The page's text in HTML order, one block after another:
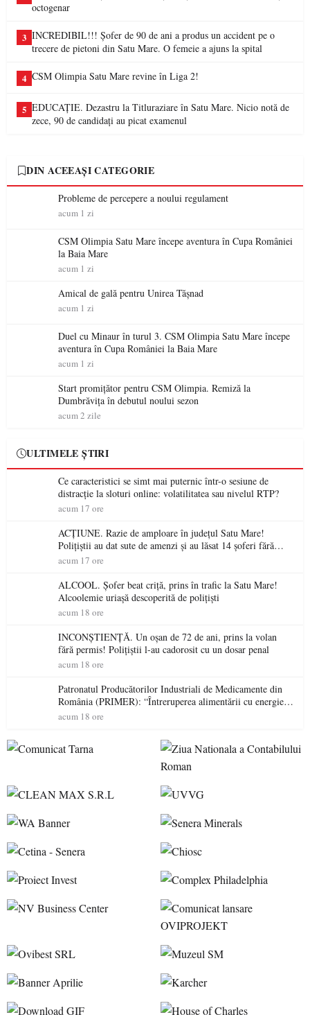
octogenar
3 INCREDIBIL!!! Șofer de 90 de ani a produs un accident pe o
trecere de pietoni din Satu Mare. O femeie a ajuns la spital
4 CSM Olimpia Satu Mare revine în Liga 2!
5 EDUCAȚIE. Dezastru la Titluraziare în Satu Mare. Nicio notă de
zece, 90 de candidați au picat examenul
DIN ACEEAȘI CATEGORIE
Probleme de percepere a noului regulament
acum 1 zi
CSM Olimpia Satu Mare începe aventura în Cupa României
la Baia Mare
acum 1 zi
Amical de gală pentru Unirea Tășnad
acum 1 zi
Duel cu Minaur în turul 3. CSM Olimpia Satu Mare începe
aventura în Cupa României la Baia Mare
acum 1 zi
Start promițător pentru CSM Olimpia. Remiză la
Dumbrăvița în debutul noului sezon
acum 2 zile
ULTIMELE ȘTIRI
Ce caracteristici se simt mai puternic într-o sesiune de
distracție la sloturi online: volatilitatea sau nivelul RTP?
acum 17 ore
ACȚIUNE. Razie de amploare în județul Satu Mare!
Polițiștii au dat sute de amenzi și au lăsat 14 șoferi fără
permis într-o singură zi
acum 17 ore
ALCOOL. Șofer beat criță, prins în trafic la Satu Mare!
Alcoolemie uriașă descoperită de polițiști
acum 18 ore
INCONȘTIENȚĂ. Un oșan de 72 de ani, prins la volan
fără permis! Polițiștii l-au cadorosit cu un dosar penal
acum 18 ore
Patronatul Producătorilor Industriali de Medicamente din
România (PRIMER): “Întreruperea alimentării cu energie
electrică a fabricilor de medicamente va pune în pericol
acum 18 ore